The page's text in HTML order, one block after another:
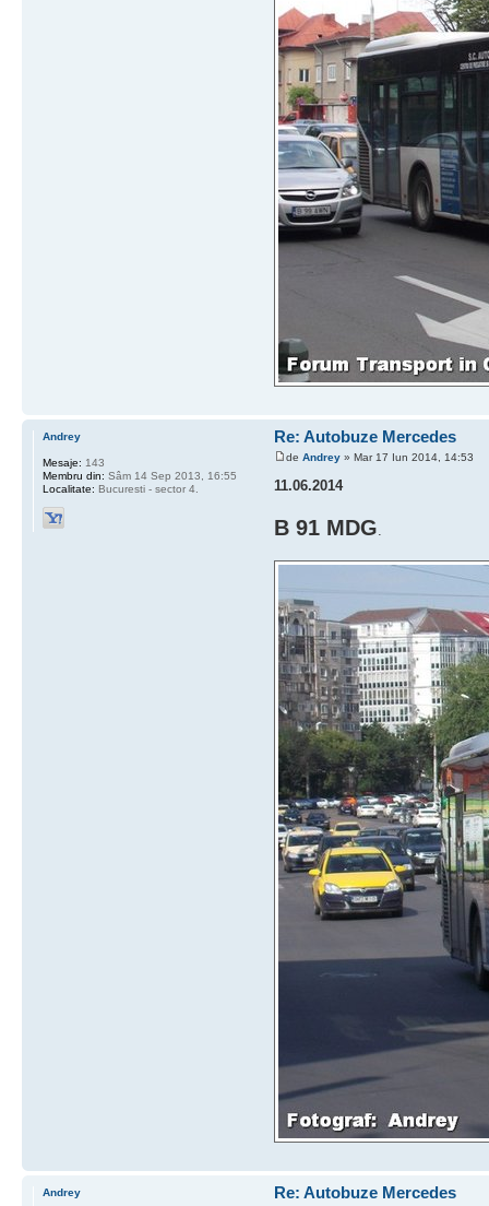
Re: Autobuze Mercedes
de Andrey» Mar 17 Iun 2014, 14:53
11.06.2014
B 91 MDG.
Andrey
Mesaje: 143
Membru din: Sâm 14 Sep 2013, 16:55
Localitate: Bucuresti - sector 4.
Re: Autobuze Mercedes
Andrey